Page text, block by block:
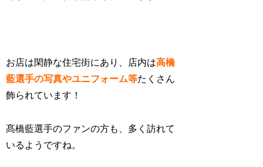
お店は閑静な住宅街にあり、店内は高橋
藍選手の写真やユニフォーム等たくさん
飾られています！
髙橋藍選手のファンの方も、多く訪れて
いるようですね。